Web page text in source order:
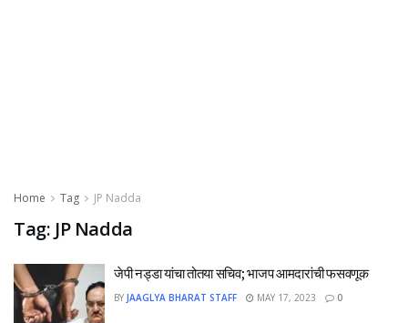
Home Tag JP Nadda
Tag: JP Nadda
जेपी नड्डा यांचा तोतया सचिव; भाजप आमदारांची फसवणूक
BY JAAGLYA BHARAT STAFF MAY 17, 2023 0